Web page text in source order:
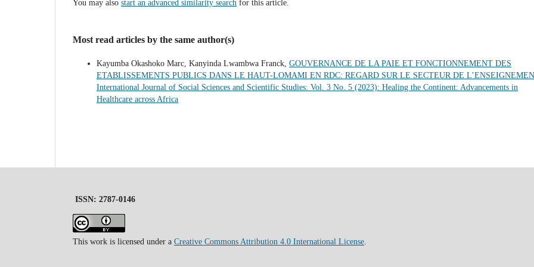
You may also start an advanced similarity search for this article.
Most read articles by the same author(s)
Kayumba Okashoko Marc, Kanyinda Lwambwa Franck, GOUVERNANCE DE LA PAIE ET FONCTIONNEMENT DES
ETABLISSEMENTS PUBLICS DANS LE HAUT-LOMAMI EN RDC: REGARD SUR LE SECTEUR DE
International Journal of Social Sciences and Scientific Studies: Vol. 3 No. 5 (2023): Healing the Continent: Advancements in
Healthcare across Africa
ISSN: 2787-0146
This work is licensed under a Creative Commons Attribution 4.0 International License.